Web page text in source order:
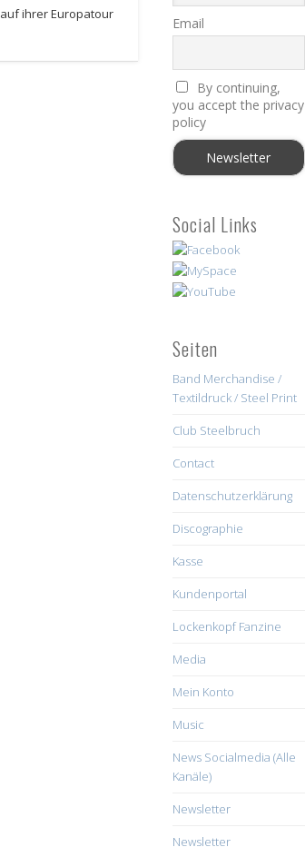
ihrer Europatour
Email
By continuing,
you accept the privacy
policy
Social Links
Seiten
Band Merchandise /
Textildruck / Steel Print
Club Steelbruch
Contact
Datenschutzerklärung
Discographie
Kasse
Kundenportal
Lockenkopf Fanzine
Media
Mein Konto
Music
News Socialmedia (Alle
Kanäle)
Newsletter
Newsletter